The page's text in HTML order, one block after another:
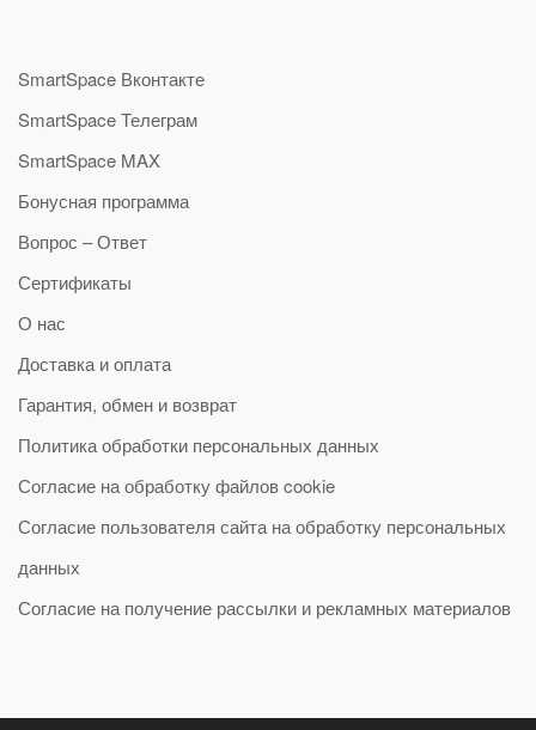
SmartSpace Вконтакте
SmartSpace Телеграм
SmartSpace MAX
Бонусная программа
Вопрос – Ответ
Сертификаты
О нас
Доставка и оплата
Гарантия, обмен и возврат
Политика обработки персональных данных
Согласие на обработку файлов cookie
Согласие пользователя сайта на обработку персональных
данных
Согласие на получение рассылки и рекламных материалов